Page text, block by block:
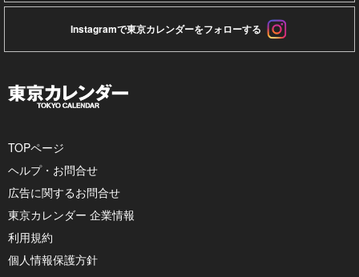
Instagramで東京カレンダーをフォローする
TOPページ
ヘルプ・お問合せ
広告に関するお問合せ
東京カレンダー 企業情報
利用規約
個人情報保護方針